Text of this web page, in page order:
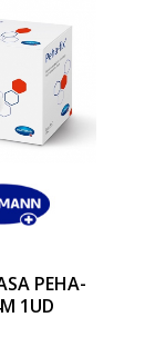
PEHA-
1UD